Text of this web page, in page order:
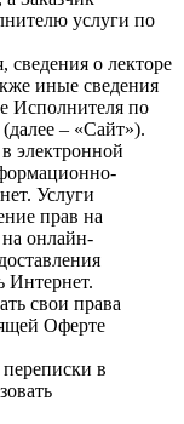
услуги по
сведения о лекторе
иные сведения
Исполнителя по
(далее – «Сайт»).
электронной
Услуги
прав на
онлайн-
Интернет.
свои права
Оферте
в